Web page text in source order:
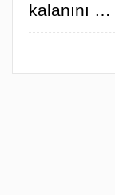
kalanını …